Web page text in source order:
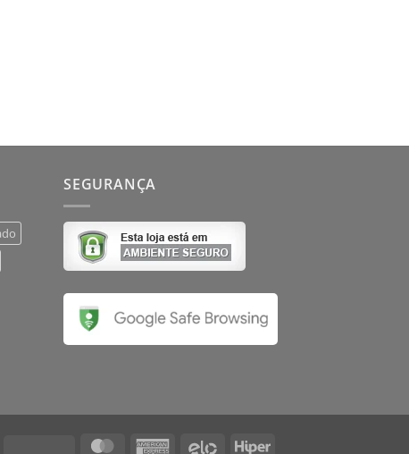
SEGURANÇA
MasterCardAmerican Elo Hiper